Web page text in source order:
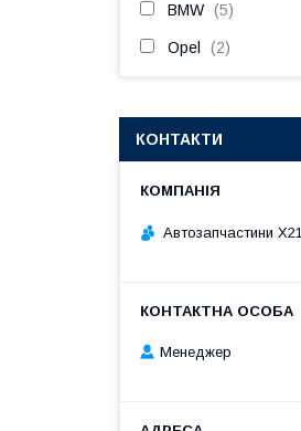
BMW 5
Opel 2
КОНТАКТИ
Автозапчастини X21
Менеджер